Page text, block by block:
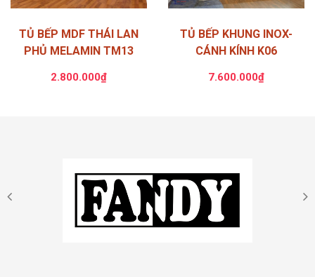
TỦ BẾP MDF THÁI LAN
PHỦ MELAMIN TM13
2.800.000₫
TỦ BẾP KHUNG INOX-
CÁNH KÍNH K06
7.600.000₫